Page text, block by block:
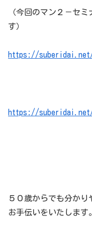
（今回のマン２－セ
す）
https://
https://suberidai.net/
５０歳からでも分か
お手伝いをいたします。